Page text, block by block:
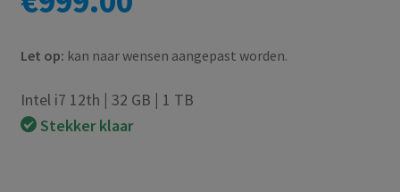
Let op: kan naar wensen aangepast worden.
Intel i7 12th | 32 GB | 1 TB
Stekker klaar